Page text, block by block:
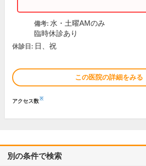
備考: 水・土曜AMのみ
臨時休診あり
休診日: 日、祝
この医院の詳細をみる
アクセス数※
別の条件で検索